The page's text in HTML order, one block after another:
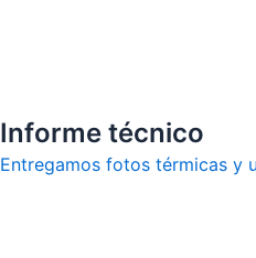
Informe técnico
Entregamos fotos térmicas y